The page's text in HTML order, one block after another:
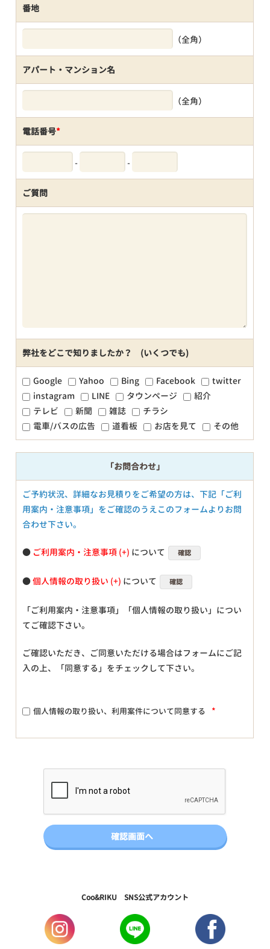
番地
（全角）
アパート・マンション名
（全角）
電話番号*
- -
ご質問
弊社をどこで知りましたか？ (いくつでも)
Google Yahoo Bing Facebook
twitter
instagram
LINE タウンページ
紹介
テレビ
新聞 雑誌
チラシ
電車/バスの広告
道看板 お店を見て その他
「お問合わせ」
ご予約状況、詳細なお見積りをご希望の方は、下記「ご利
用案内・注意事項」をご確認のうえこのフォームよりお問
合わせ下さい。
● ご利用案内・注意事項 について 確認
●個人情報の取り扱い について 確認
「ご利用案内・注意事項」「個人情報の取り扱い」につい
てご確認下さい。
ご確認いただき、ご同意いただける場合はフォームにご記
入の上、「同意する」をチェックして下さい。
個人情報の取り扱い、利用案件について同意する *
Coo&RIKU SNS公式アカウント